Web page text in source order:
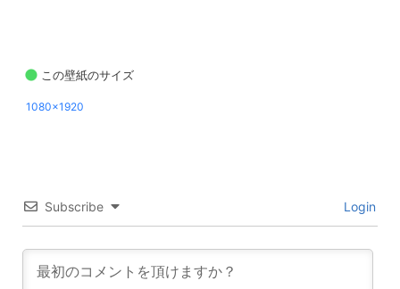
この壁紙のサイズ
1080x1920
Subscribe Login